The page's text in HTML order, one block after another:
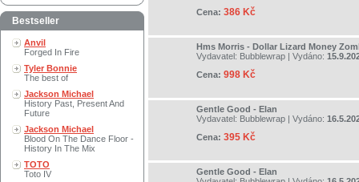
Bestseller
Anvil
Forged In Fire
Tyler Bonnie
The best of
Jackson Michael
History Past, Present And
Future
Jackson Michael
Blood On The Dance Floor -
History In The Mix
TOTO
Toto IV
Cena: 386 Kč
Hms Morris - Dollar Lizard Money
Vydavatel: Bubblewrap | Vydáno:
Cena: 998 Kč
Gentle Good - Elan
Vydavatel: Bubblewrap | Vydáno:
Cena: 395 Kč
Gentle Good - Elan